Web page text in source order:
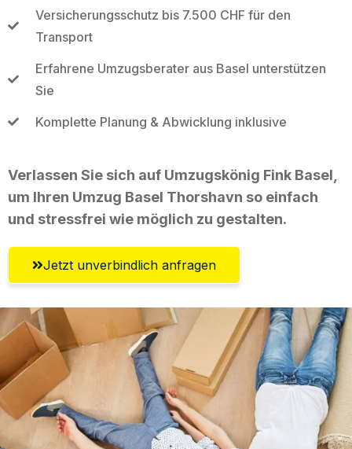
Versicherungsschutz bis 7.500 CHF für den
Transport
Erfahrene Umzugsberater aus Basel unterstützen
Sie
Komplette Planung & Abwicklung inklusive
Verlassen Sie sich auf Umzugskönig Fink Basel,
um Ihren Umzug Basel Thorshavn so einfach
und stressfrei wie möglich zu gestalten.
Jetzt unverbindlich anfragen